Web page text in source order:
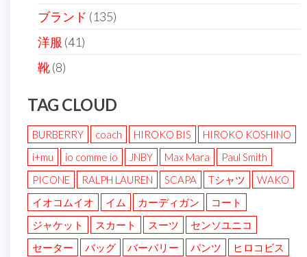
ブランド (135)
洋服 (41)
靴(8)
TAG CLOUD
BURBERRY coach HIROKO BIS
HIROKO KOSHINO
i+mu
io comme io JNBY Max Mara
Paul Smith
PICONE
RALPH LAUREN SCAPA Tシャツ
WAKO
イオコムイオ
イム カーディガン
コート
ジャケット
スカート スーツ
センソユニコ
セーター
バッグ バーバリー パンツ
ヒロコビス